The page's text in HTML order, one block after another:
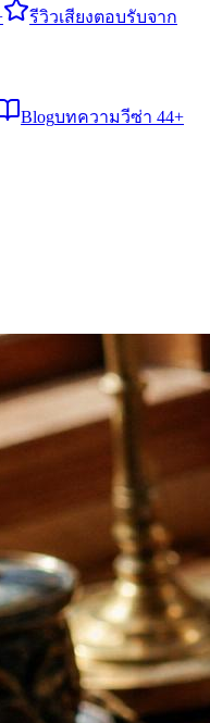
รีวิวเสียงตอบรับจาก
Blogบทความวีซ่า 44+